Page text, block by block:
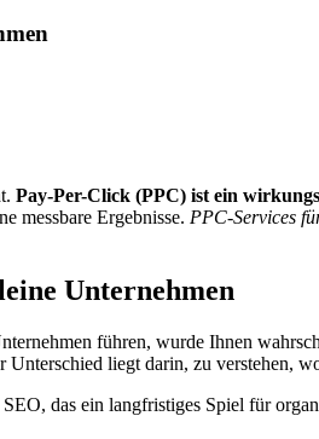
Pay-Per-Click (PPC) ist ein
messbare Ergebnisse. PPC-Services
Unternehmen
führen, wurde Ihnen
liegt darin, zu verstehen,
das ein langfristiges Spiel für